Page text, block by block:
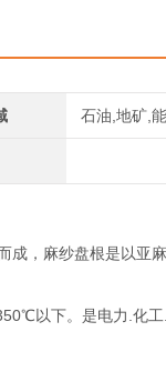
石油,地矿,
，麻纱盘根是以亚
以下。是电力.化